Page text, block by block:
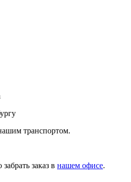
транспортом.
заказ в нашем офисе.